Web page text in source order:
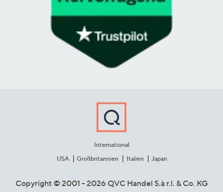
International
USA
Großbritannien Italien Japan
Copyright © 2001 - 2026 QVC Handel S.à r.l. & Co. KG